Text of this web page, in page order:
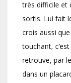
très difficile et
sortis. Lui fait
crois aussi
touchant,
retrouve, par
dans un